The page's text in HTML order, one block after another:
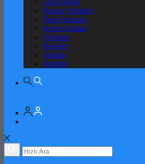
Canlı Borsa
Namaz Vakitleri
Puan Durumu
Kripto Paralar
Dövizler
Hisseler
Altınlar
Pariteler